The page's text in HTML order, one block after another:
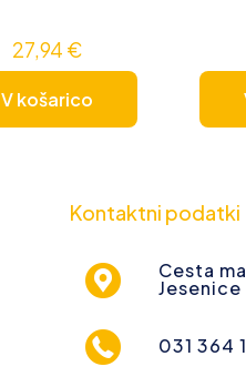
27,94 €
V košarico
Kontaktni podatki
Cesta
Jesenice
031 364